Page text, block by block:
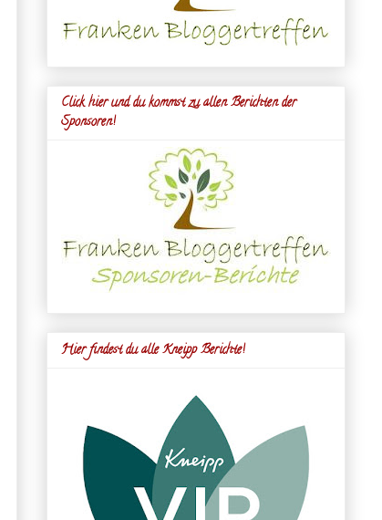
Click hier und du kommst zu allen Berichten der
Sponsoren!
Hier findest du alle Kneipp Berichte!